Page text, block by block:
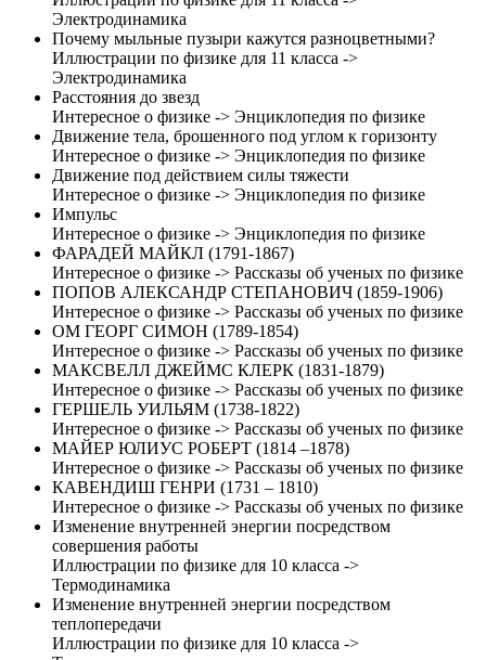
Электродинамика
Почему мыльные пузыри кажутся разноцветными?
Иллюстрации по физике для 11 класса ->
Электродинамика
Расстояния до звезд
Интересное о физике -> Энциклопедия по физике
Движение тела, брошенного под углом к горизонту
Интересное о физике -> Энциклопедия по физике
Движение под действием силы тяжести
Интересное о физике -> Энциклопедия по физике
Импульс
Интересное о физике -> Энциклопедия по физике
ФАРАДЕЙ МАЙКЛ (1791-1867)
Интересное о физике -> Рассказы об ученых по физике
ПОПОВ АЛЕКСАНДР СТЕПАНОВИЧ (1859-1906)
Интересное о физике -> Рассказы об ученых по физике
ОМ ГЕОРГ СИМОН (1789-1854)
Интересное о физике -> Рассказы об ученых по физике
МАКСВЕЛЛ ДЖЕЙМС КЛЕРК (1831-1879)
Интересное о физике -> Рассказы об ученых по физике
ГЕРШЕЛЬ УИЛЬЯМ (1738-1822)
Интересное о физике -> Рассказы об ученых по физике
МАЙЕР ЮЛИУС РОБЕРТ (1814 –1878)
Интересное о физике -> Рассказы об ученых по физике
КАВЕНДИШ ГЕНРИ (1731 – 1810)
Интересное о физике -> Рассказы об ученых по физике
Изменение внутренней энергии посредством
совершения работы
Иллюстрации по физике для 10 класса ->
Термодинамика
Изменение внутренней энергии посредством
теплопередачи
Иллюстрации по физике для 10 класса ->